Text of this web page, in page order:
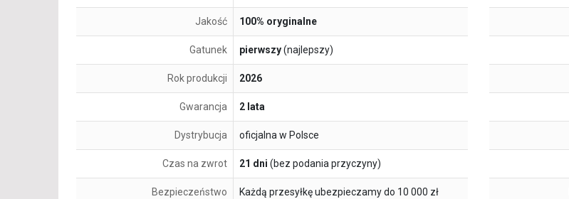
Jakość 100% oryginalne
Gatunek pierwszy(najlepszy)
Rok produkcji 2026
Gwarancja 2 lata
Dystrybucja oficjalna w Polsce
Czas na zwrot 21 dni (bez podania przyczyny)
Bezpieczeństwo Każdą przesyłkę ubezpieczamy do 10 000 zł